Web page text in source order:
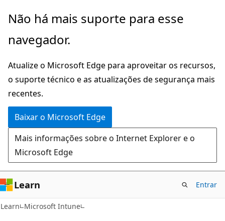
Pular
o
principal
Não há mais suporte para esse
navegador.
Atualize o Microsoft Edge para aproveitar os recursos,
o suporte técnico e as atualizações de segurança mais
recentes.
Baixar o Microsoft Edge
Mais informações sobre o Internet Explorer e o
Microsoft Edge
Learn Entrar
Learn Microsoft Intune